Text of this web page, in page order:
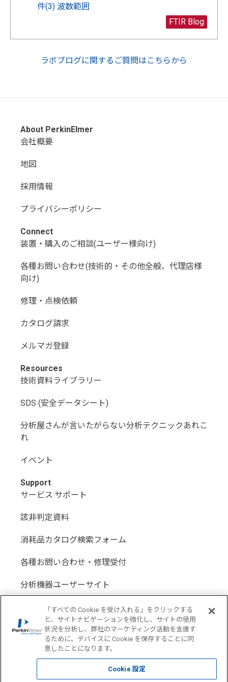
件(3) 波数範囲
FTIR Blog
ラボブログに関するご質問はこちらから
About PerkinElmer
会社概要
地図
採用情報
プライバシーポリシー
Connect
装置・購入のご相談(ユーザー様向け)
各種お問い合わせ(技術的・その他全般、代理店様
向け)
修理・点検依頼
カタログ請求
メルマガ登録
Resources
技術資料ライブラリー
SDS (安全データシート)
分析屋さんが言いたがらない分析テクニックあれこ
れ
イベント
Support
サービス·サポート
該非判定資料
消耗品カタログ検索フォーム
各種お問い合わせ・修理受付
分析機器ユーザーサイト
分析機器代理店サイト
Location: Japan(Change USA
COPYRIGHT © 1998-2026 PerkinElmer All Rights reserved
「すべての Cookie を受け入れる」をクリックする
と、サイトナビゲーションを強化し、サイトの使用
状況を分析し、弊社のマーケティング活動を支援す
るために、デバイスに Cookie を保存することに同
意したことになります。
Cookie 設定